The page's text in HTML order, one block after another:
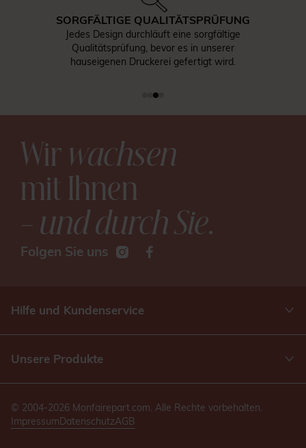
SORGFÄLTIGE QUALITÄTSPRÜFUNG
Jedes Design durchläuft eine sorgfältige
Qualitätsprüfung, bevor es in unserer
hauseigenen Druckerei gefertigt wird.
Wirwachsen
mit Ihnen
– und durch Sie.
Folgen Sie uns
Hilfe und Kundenservice
Unsere Produkte
© 2004-2026 Monfairepart.com. Alle Rechte vorbehalten.
ImpressumDatenschutzAGB